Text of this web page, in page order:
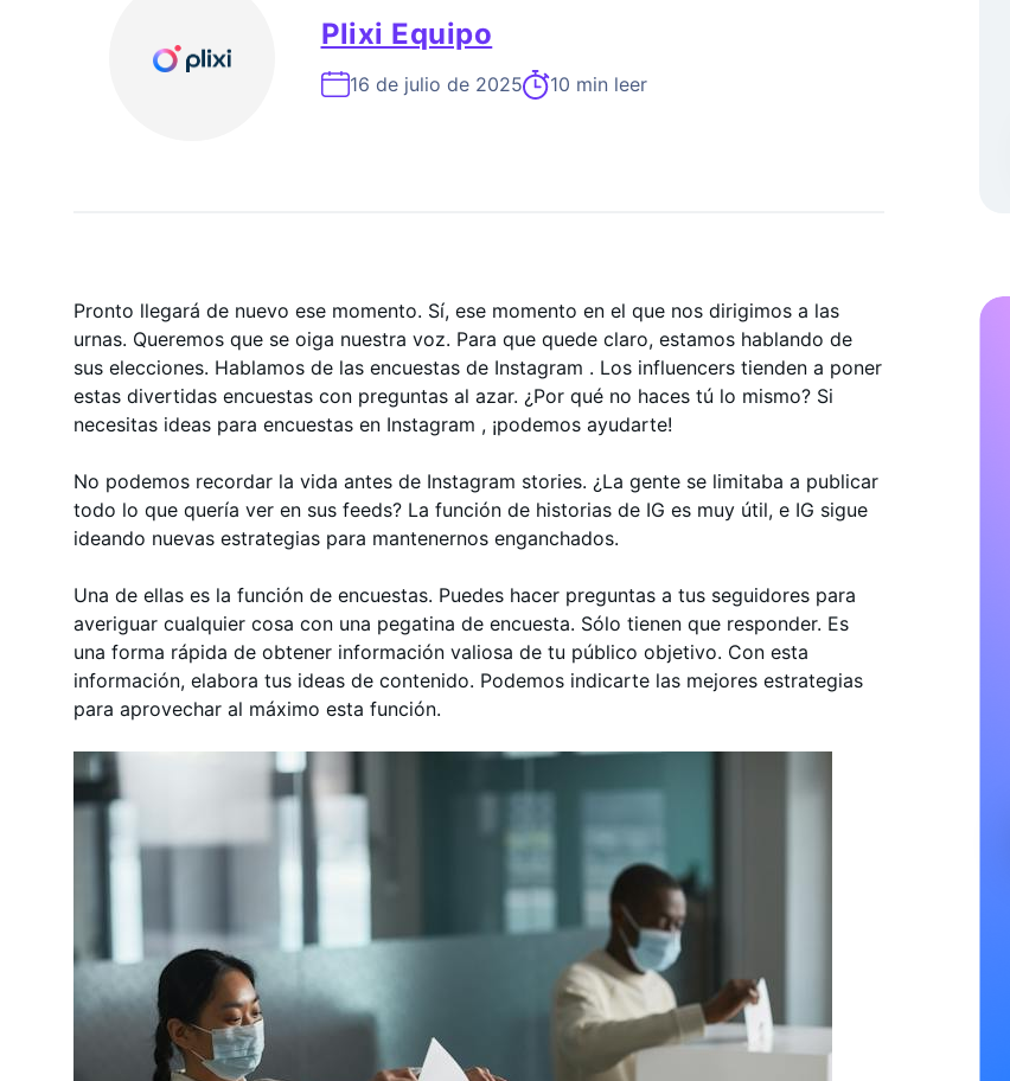
Plixi Equipo
16 de julio de 2025 10 min leer
Pronto llegará de nuevo ese momento. Sí, ese momento en el que nos dirigimos a las
urnas. Queremos que se oiga nuestra voz. Para que quede claro, estamos hablando de
sus elecciones. Hablamos de las encuestas de Instagram . Los influencers tienden a poner
estas divertidas encuestas con preguntas al azar. ¿Por qué no haces tú lo mismo? Si
necesitas ideas para encuestas en Instagram , ¡podemos ayudarte!
No podemos recordar la vida antes de Instagram stories. ¿La gente se limitaba a publicar
todo lo que quería ver en sus feeds? La función de historias de IG es muy útil, e IG sigue
ideando nuevas estrategias para mantenernos enganchados.
Una de ellas es la función de encuestas. Puedes hacer preguntas a tus seguidores para
averiguar cualquier cosa con una pegatina de encuesta. Sólo tienen que responder. Es
una forma rápida de obtener información valiosa de tu público objetivo. Con esta
información, elabora tus ideas de contenido. Podemos indicarte las mejores estrategias
para aprovechar al máximo esta función.